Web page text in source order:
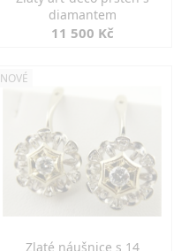
diamantem
11 500 Kč
NOVÉ
Zlaté náušnice s 14